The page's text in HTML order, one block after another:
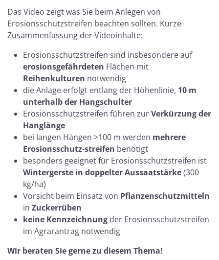
Das Video zeigt was Sie beim Anlegen von
Erosionsschutzstreifen beachten sollten. Kurze
Zusammenfassung der Videoinhalte:
Erosionsschutzstreifen sind insbesondere auf
erosionsgefährdeten Flächen mit
Reihenkulturen notwendig
die Anlage erfolgt entlang der Höhenlinie, 10 m
unterhalb der Hangschulter
Erosionsschutzstreifen führen zurVerkürzung der
Hanglänge
bei langen Hängen >100 m werden mehrere
Erosionsschutz-streifen benötigt
besonders geeignet für Erosionsschutzstreifen ist
Wintergerste in doppelter Aussaatstärke(300
kg/ha)
Vorsicht beim Einsatz von Pflanzenschutzmitteln
in Zuckerrüben
keine Kennzeichnung der Erosionsschutzstreifen
im Agrarantrag notwendig
Wir beraten Sie gerne zu diesem Thema!